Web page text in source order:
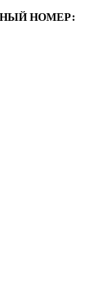
НОМЕР: